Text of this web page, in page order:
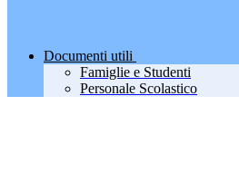
Documenti utili
Famiglie e Studenti
Personale Scolastico